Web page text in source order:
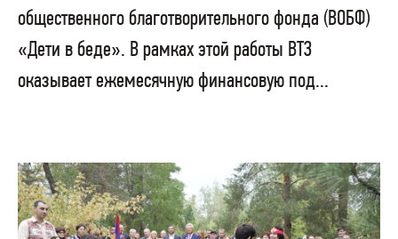
общественного благотворительного фонда (ВОБФ)
«Дети в беде». В рамках этой работы ВТЗ
оказывает ежемесячную финансовую под...